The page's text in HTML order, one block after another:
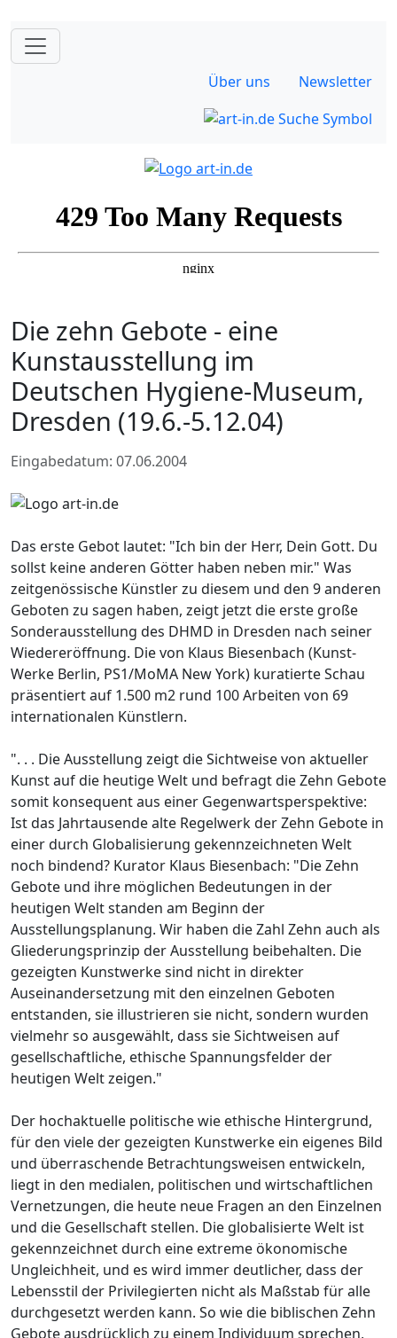
Über uns Newsletter
Die zehn Gebote - eine
Kunstausstellung im
Deutschen Hygiene-Museum,
Dresden (19.6.-5.12.04)
Eingabedatum: 07.06.2004
Das erste Gebot lautet: "Ich bin der Herr, Dein Gott. Du
sollst keine anderen Götter haben neben mir." Was
zeitgenössische Künstler zu diesem und den 9 anderen
Geboten zu sagen haben, zeigt jetzt die erste große
Sonderausstellung des DHMD in Dresden nach seiner
Wiedereröffnung. Die von Klaus Biesenbach (Kunst-
Werke Berlin, PS1/MoMA New York) kuratierte Schau
präsentiert auf 1.500 m2 rund 100 Arbeiten von 69
internationalen Künstlern.
". . . Die Ausstellung zeigt die Sichtweise von aktueller
Kunst auf die heutige Welt und befragt die Zehn Gebote
somit konsequent aus einer Gegenwartsperspektive:
Ist das Jahrtausende alte Regelwerk der Zehn Gebote in
einer durch Globalisierung gekennzeichneten Welt
noch bindend? Kurator Klaus Biesenbach: "Die Zehn
Gebote und ihre möglichen Bedeutungen in der
heutigen Welt standen am Beginn der
Ausstellungsplanung. Wir haben die Zahl Zehn auch als
Gliederungsprinzip der Ausstellung beibehalten. Die
gezeigten Kunstwerke sind nicht in direkter
Auseinandersetzung mit den einzelnen Geboten
entstanden, sie illustrieren sie nicht, sondern wurden
vielmehr so ausgewählt, dass sie Sichtweisen auf
gesellschaftliche, ethische Spannungsfelder der
heutigen Welt zeigen."
Der hochaktuelle politische wie ethische Hintergrund,
für den viele der gezeigten Kunstwerke ein eigenes Bild
und überraschende Betrachtungsweisen entwickeln,
liegt in den medialen, politischen und wirtschaftlichen
Vernetzungen, die heute neue Fragen an den Einzelnen
und die Gesellschaft stellen. Die globalisierte Welt ist
gekennzeichnet durch eine extreme ökonomische
Ungleichheit, und es wird immer deutlicher, dass der
Lebensstil der Privilegierten nicht als Maßstab für alle
durchgesetzt werden kann. So wie die biblischen Zehn
Gebote ausdrücklich zu einem Individuum sprechen,